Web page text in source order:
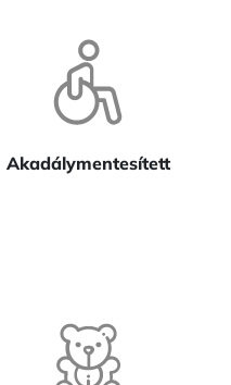
Akadálymentesített